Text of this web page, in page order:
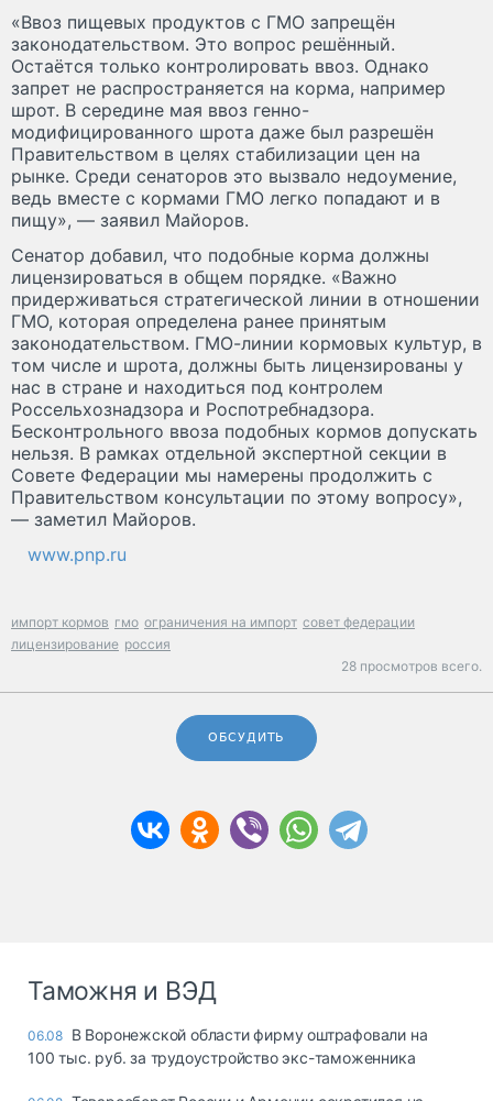
«Ввоз пищевых продуктов с ГМО запрещён
законодательством. Это вопрос решённый.
Остаётся только контролировать ввоз. Однако
запрет не распространяется на корма, например
шрот. В середине мая ввоз генно-
модифицированного шрота даже был разрешён
Правительством в целях стабилизации цен на
рынке. Среди сенаторов это вызвало недоумение,
ведь вместе с кормами ГМО легко попадают и в
пищу», — заявил Майоров.
Сенатор добавил, что подобные корма должны
лицензироваться в общем порядке. «Важно
придерживаться стратегической линии в отношении
ГМО, которая определена ранее принятым
законодательством. ГМО-линии кормовых культур, в
том числе и шрота, должны быть лицензированы у
нас в стране и находиться под контролем
Россельхознадзора и Роспотребнадзора.
Бесконтрольного ввоза подобных кормов допускать
нельзя. В рамках отдельной экспертной секции в
Совете Федерации мы намерены продолжить с
Правительством консультации по этому вопросу»,
— заметил Майоров.
www.pnp.ru
импорт кормов гмо ограничения на импорт совет федерации
лицензирование россия
28 просмотров всего.
ОБСУДИТЬ
Таможня и ВЭД
06.08 В Воронежской области фирму оштрафовали на
100 тыс. руб. за трудоустройство экс-таможенника